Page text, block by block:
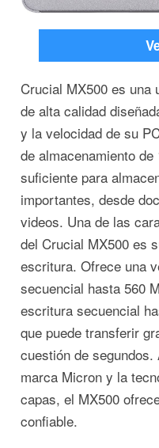
Crucial MX500 es una
de alta calidad
y la velocidad de su
de almacenamiento
suficiente para
importantes, desde
videos. Una de las
del Crucial MX500 es
escritura. Ofrece una
secuencial hasta 560
escritura secuencial
que puede transferir
cuestión de
marca Micron y la
capas, el MX500
confiable.